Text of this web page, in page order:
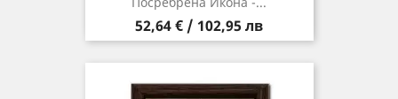
Цена
52,64 € / 102,95 лв